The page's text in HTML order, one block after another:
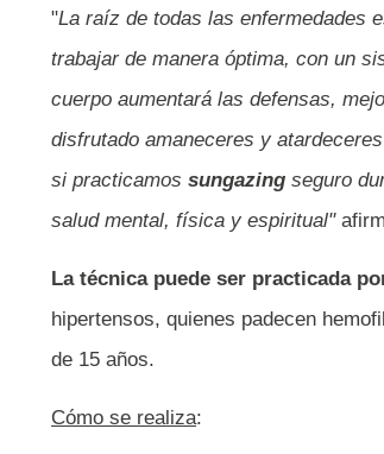
"La raíz de todas las enfermedades
trabajar de manera óptima, con un
cuerpo aumentará las defensas,
disfrutado amaneceres y
si practicamos sungazing seguro
salud mental, física y espiritual"
La técnica puede ser practicada
hipertensos, quienes padecen
de 15 años.
Cómo se realiza: